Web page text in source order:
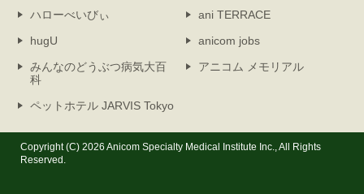
ハローべいびぃ
ani TERRACE
hugU
anicom jobs
みんなのどうぶつ病気大百
科
アニコム メモリアル
ペットホテル JARVIS Tokyo
Copyright (C) 2026 Anicom Specialty Medical Institute Inc., All Rights
Reserved.